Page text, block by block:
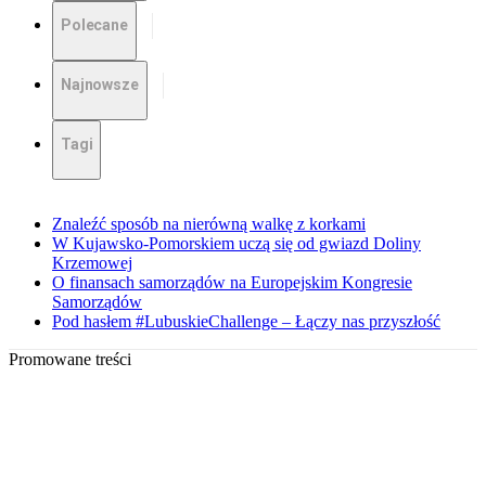
Polecane
Najnowsze
Tagi
Znaleźć sposób na nierówną walkę z korkami
W Kujawsko-Pomorskiem uczą się od gwiazd Doliny
Krzemowej
O finansach samorządów na Europejskim Kongresie
Samorządów
Pod hasłem #LubuskieChallenge – Łączy nas przyszłość
Promowane treści